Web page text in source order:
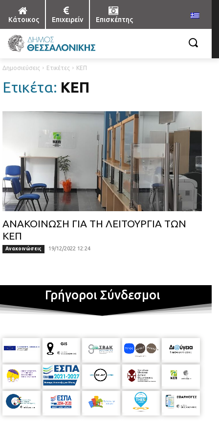
Κάτοικος Επιχειρείν Επισκέπτης
Δημοσιεύσεις Ετικέτες ΚΕΠ
Ετικέτα: ΚΕΠ
ΑΝΑΚΟΙΝΩΣΗ ΓΙΑ ΤΗ ΛΕΙΤΟΥΡΓΙΑ ΤΩΝ
ΚΕΠ
Ανακοινώσεις 19/12/2022 12:24
Γρήγοροι Σύνδεσμοι